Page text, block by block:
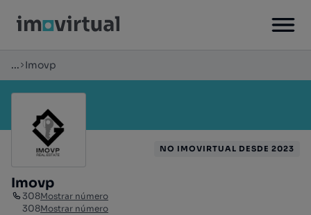
... Imovp
Imovp
308Mostrar número
308Mostrar número
NO IMOVIRTUAL DESDE 2023